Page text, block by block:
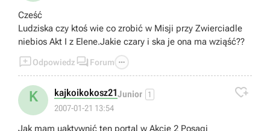
Cześć
Ludziska czy ktoś wie co zrobić w Misji przy Zwierciadle
niebios Akt I z Elene.Jakie czary i ska je ona ma wziąść??
Odpowiedz  Forum 
K kajkoikokosz21Junior 1
2007-01-21 13:54

Jak mam uaktywnić ten portal w Akcie 2 Posągi